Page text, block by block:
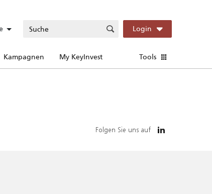
Login
Kampagnen My KeyInvest Tools
Folgen Sie uns auf